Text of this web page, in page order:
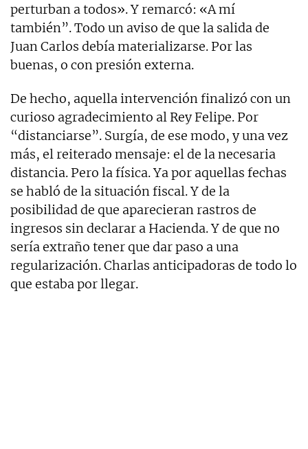
perturban a todos». Y remarcó: «A mí
también”. Todo un aviso de que la salida de
Juan Carlos debía materializarse. Por las
buenas, o con presión externa.
De hecho, aquella intervención finalizó con un
curioso agradecimiento al Rey Felipe. Por
“distanciarse”. Surgía, de ese modo, y una vez
más, el reiterado mensaje: el de la necesaria
distancia. Pero la física. Ya por aquellas fechas
se habló de la situación fiscal. Y de la
posibilidad de que aparecieran rastros de
ingresos sin declarar a Hacienda. Y de que no
sería extraño tener que dar paso a una
regularización. Charlas anticipadoras de todo lo
que estaba por llegar.